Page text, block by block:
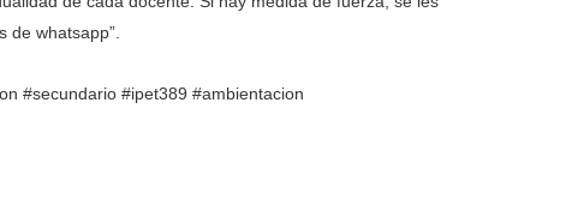
de whatsapp”.
#secundario #ipet389 #ambientacion